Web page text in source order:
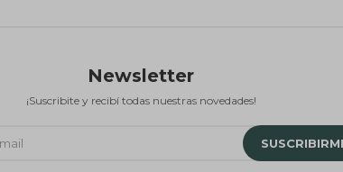
Newsletter
¡Suscribite y recibí todas nuestras novedades!